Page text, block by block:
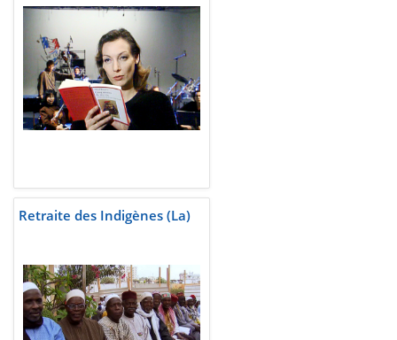
Retraite des Indigènes (La)